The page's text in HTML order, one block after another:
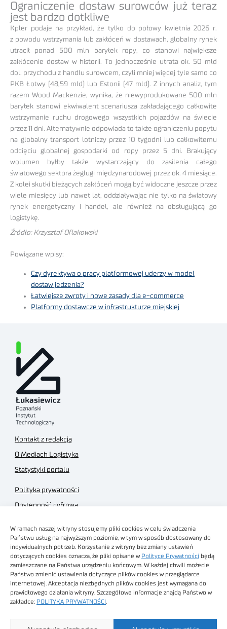
W ramach naszej witryny stosujemy pliki cookies w celu świadczenia
Państwu usług na najwyższym poziomie, w tym w sposób dostosowany do
indywidualnych potrzeb. Korzystanie z witryny bez zmiany ustawień
dotyczących cookies oznacza, że pliki opisane w Polityce Prywatności będą
zamieszczane na Państwa urządzeniu końcowym. W każdej chwili możecie
Państwo zmienić ustawienia dotyczące plików cookies w przeglądarce
internetowej. Akceptacja niezbędnych plików cookies jest wymagana do
prawidłowego działania witryny. Szczegółowe informacje znajdą Państwo w
zakładce: POLITYKA PRYWATNOŚCI
Ograniczenie dostaw surowców już teraz
jest bardzo dotkliwe
Kpler podaje na przykład, że tylko do połowy kwietnia 2026 r.
z powodu wstrzymania lub zakłóceń w dostawach, globalny rynek
utracił ponad 500 mln baryłek ropy, co stanowi największe
zakłócenie dostaw w historii. To jednocześnie utrata ok. 50 mld
dol. przychodu z handlu surowcem, czyli mniej więcej tyle samo co
PKB Łotwy (48,59 mld) lub Estonii (47 mld). Z innych analiz, tym
razem Wood Mackenzie, wynika, że niewyprodukowane 500 mln
baryłek stanowi ekwiwalent scenariusza zakładającego całkowite
wstrzymanie ruchu drogowego wszystkich pojazdów na świecie
przez 11 dni. Alternatywnie odpowiada to także ograniczeniu popytu
na globalny transport lotniczy przez 10 tygodni lub całkowitemu
odcięciu globalnej gospodarki od ropy przez 5 dni. Brakujący
wolumen byłby także wystarczający do zasilenia całego
światowego sektora żeglugi międzynarodowej przez ok. 4 miesiące.
Z kolei skutki bieżących zakłóceń mogą być widoczne jeszcze przez
wiele miesięcy lub nawet lat, oddziaływając nie tylko na światowy
rynek energetyczny i handel, ale również na obsługującą go
logistykę.
Źródło: Krzysztof Oflakowski
Powiązane wpisy:
Czy dyrektywa o pracy platformowej uderzy w model
dostaw jedzenia?
Łatwiejsze zwroty i nowe zasady dla e-commerce
Platformy dostawcze w infrastrukturze miejskiej
Kontakt z redakcją
O Mediach Logistyka
Statystyki portalu
Polityka prywatności
Dostępność cyfrowa
Regulamin sklepu
Obrazy stockowe
autorstwa